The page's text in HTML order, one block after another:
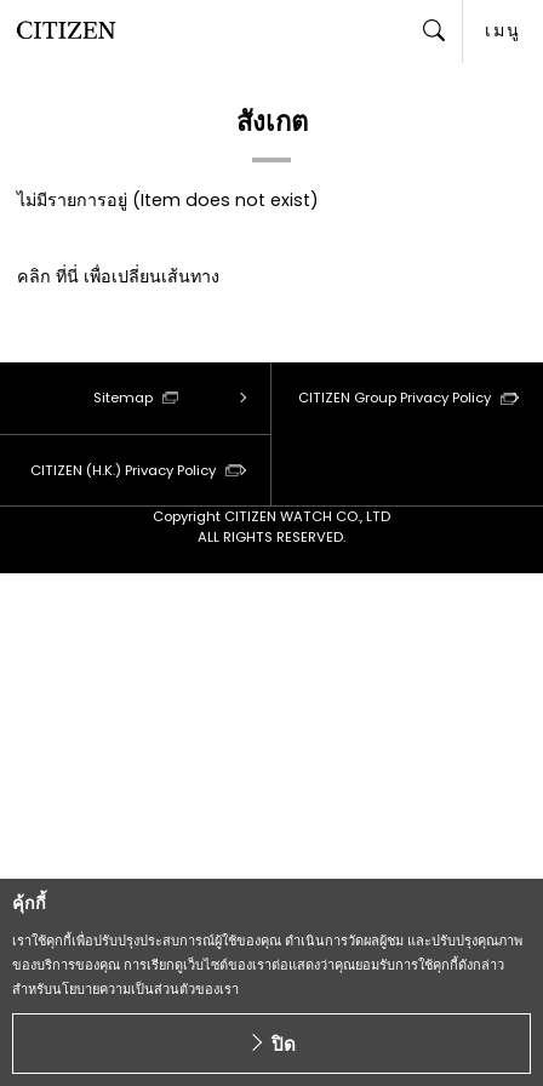
คุ้กกี้
เราใช้คุกกี้เพื่อปรับปรุงประสบการณ์ผู้ใช้ของคุณ ดำเนินการวัดผลผู้ชม และปรับปรุงคุณภาพ
ของบริการของคุณ การเรียกดูเว็บไซต์ของเราต่อแสดงว่าคุณยอมรับการใช้คุกกี้ดังกล่าว
สำหรับนโยบายความเป็นส่วนตัวของเรา
ปิด
เมนู
สังเกต
ไม่มีรายการอยู่ (Item does not exist)
คลิก ที่นี่ เพื่อเปลี่ยนเส้นทาง
Sitemap CITIZEN Group Privacy Policy
CITIZEN (H.K.) Privacy Policy
Copyright CITIZEN WATCH CO., LTD
ALL RIGHTS RESERVED.